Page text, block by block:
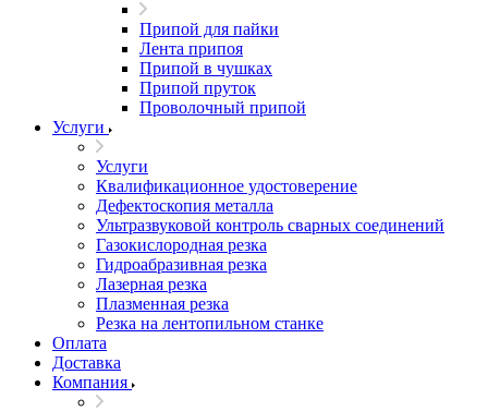
Припой для пайки
Лента припоя
Припой в чушках
Припой пруток
Проволочный припой
Услуги
Услуги
Квалификационное удостоверение
Дефектоскопия металла
Ультразвуковой контроль сварных соединений
Газокислородная резка
Гидроабразивная резка
Лазерная резка
Плазменная резка
Резка на лентопильном станке
Оплата
Доставка
Компания